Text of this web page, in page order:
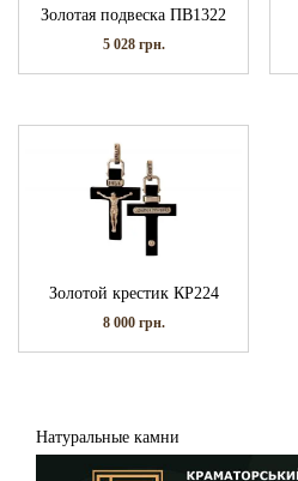
Золотая подвеска ПВ1322
5 028 грн.
Золотой крестик КР224
8 000 грн.
Натуральные камни